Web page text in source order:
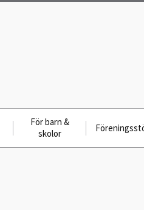
För barn &
skolor